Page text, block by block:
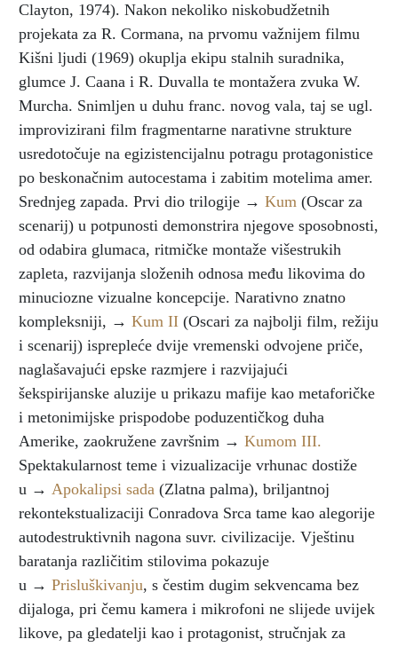
Clayton, 1974). Nakon nekoliko niskobudžetnih
projekata za R. Cormana, na prvomu važnijem filmu
Kišni ljudi (1969) okuplja ekipu stalnih suradnika,
glumce J. Caana i R. Duvalla te montažera zvuka W.
Murcha. Snimljen u duhu franc. novog vala, taj se ugl.
improvizirani film fragmentarne narativne strukture
usredotočuje na egizistencijalnu potragu protagonistice
po beskonačnim autocestama i zabitim motelima amer.
Srednjeg zapada. Prvi dio trilogije → Kum (Oscar za
scenarij) u potpunosti demonstrira njegove sposobnosti,
od odabira glumaca, ritmičke montaže višestrukih
zapleta, razvijanja složenih odnosa među likovima do
minuciozne vizualne koncepcije. Narativno znatno
kompleksniji, → Kum II (Oscari za najbolji film, režiju
i scenarij) isprepleće dvije vremenski odvojene priče,
naglašavajući epske razmjere i razvijajući
šekspirijanske aluzije u prikazu mafije kao metaforičke
i metonimijske prispodobe poduzentičkog duha
Amerike, zaokružene završnim → Kumom III.
Spektakularnost teme i vizualizacije vrhunac dostiže
u → Apokalipsi sada (Zlatna palma), briljantnoj
rekontekstualizaciji Conradova Srca tame kao alegorije
autodestruktivnih nagona suvr. civilizacije. Vještinu
baratanja različitim stilovima pokazuje
u → Prisluškivanju, s čestim dugim sekvencama bez
dijaloga, pri čemu kamera i mikrofoni ne slijede uvijek
likove, pa gledatelji kao i protagonist, stručnjak za